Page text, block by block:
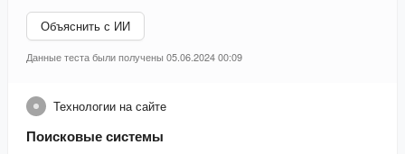
Объяснить с ИИ
Данные теста были получены 05.06.2024 00:09
Технологии на сайте
Поисковые системы